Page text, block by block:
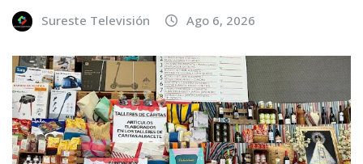
Sureste Televisión Ago 6, 2026